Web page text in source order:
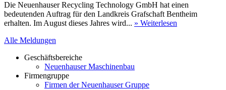
Die Neuenhauser Recycling Technology GmbH hat einen
bedeutenden Auftrag für den Landkreis Grafschaft Bentheim
erhalten. Im August dieses Jahres wird... » Weiterlesen
Alle Meldungen
Geschäftsbereiche
Neuenhauser Maschinenbau
Firmengruppe
Firmen der Neuenhauser Gruppe